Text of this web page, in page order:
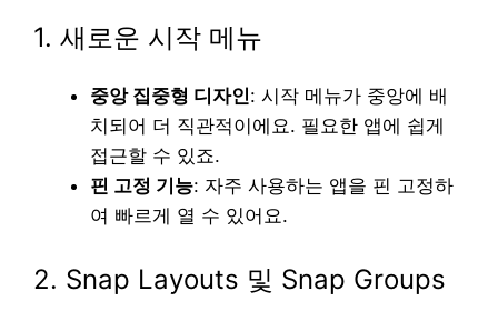
1. 새로운 시작 메뉴
중앙 집중형 디자인: 시작 메뉴가 중앙에 배
치되어 더 직관적이에요. 필요한 앱에 쉽게
접근할 수 있죠.
핀 고정 기능: 자주 사용하는 앱을 핀 고정하
여 빠르게 열 수 있어요.
2. Snap Layouts 및 Snap Groups